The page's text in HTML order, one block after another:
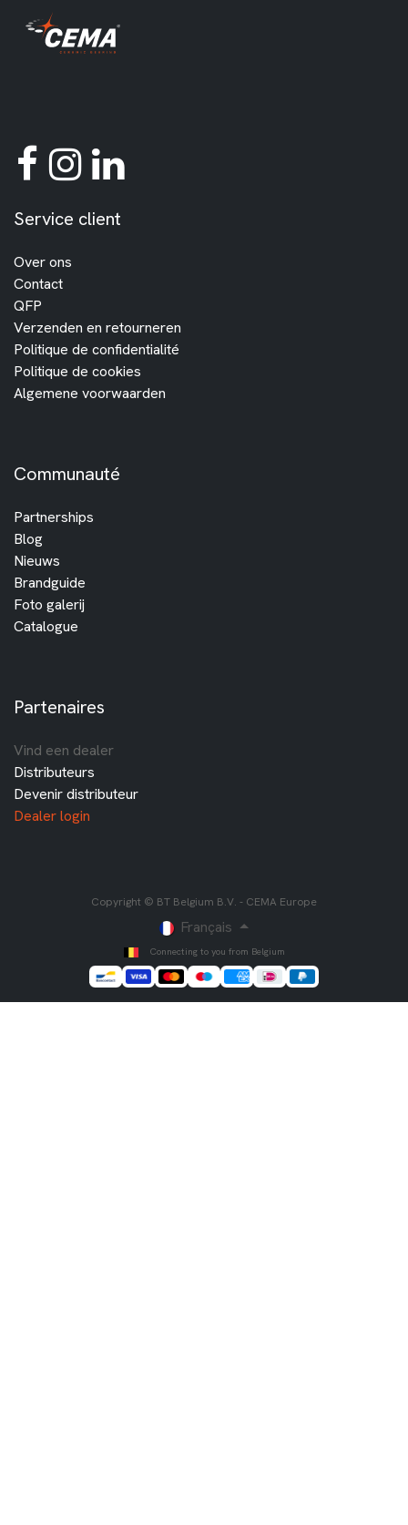
Service client
Over ons
Contact
QFP
Verzenden en retourneren
Politique de confidentialité
Politique de cookies
Algemene voorwaarden
Communauté
Partnerships
Blog
Nieuws
Brandguide
Foto galerij
Catalogue
Partenaires
Vind een dealer
Distributeurs
Devenir distributeur
Dealer login
Copyright © BT Belgium B.V. - CEMA Europe
Français
Connecting to you from Belgium